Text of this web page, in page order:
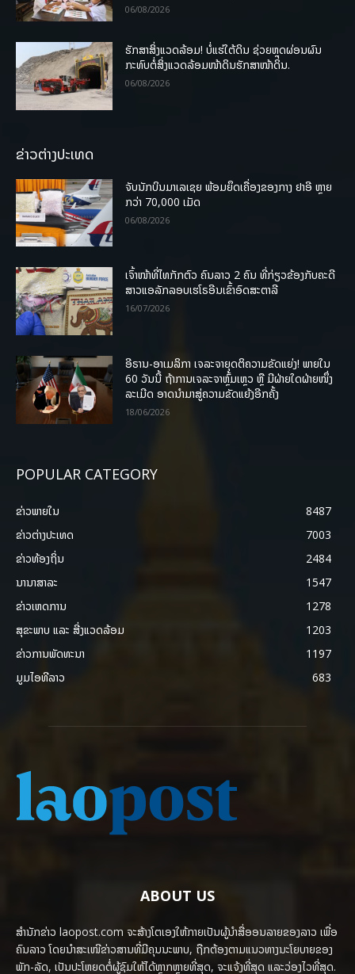
06/08/2026
ຮັກສາສິ່ງແວດລ້ອມ! ບໍ່ແຮ່ໃຕ້ດິນ ຊ່ວຍຫຼຸດຜ່ອນຜົນ
ກະທົບຕໍ່ສິ່ງແວດລ້ອມໜ້າດິນຮັກສາໜ້າດິນ.
06/08/2026
ຂ່າວຕ່າງປະເທດ
ຈັບນັກບິນມາເລເຊຍ ພ້ອມຍຶດເຄື່ອງຂອງກາງ ຢາອີ ຫຼາຍ
ກວ່າ 70,000 ເມັດ
06/08/2026
ເຈົ້າໜ້າທີ່ໄທກັກຕົວ ຄົນລາວ 2 ຄົນ ທີ່ກ່ຽວຂ້ອງກັບຄະດີ
ສາວແອລັກລອບເຮໂຣອີນເຂົ້າອົດສະຕາລີ
16/07/2026
ອີຣານ-ອາເມລິກາ ເຈລະຈາຍຸດຕິຄວາມຂັດແຍ່ງ! ພາຍໃນ
60 ວັນນີ້ ຖ້າການເຈລະຈາຫຼົ້ມເຫຼວ ຫຼື ມີຝ່າຍໃດຝ່າຍໜຶ່ງ
ລະເມີດ ອາດນໍາມາສູ່ຄວາມຂັດແຍ້ງອີກຄັ້ງ
18/06/2026
POPULAR CATEGORY
ຂ່າວພາຍ​ໃນ
8487
ຂ່າວຕ່າງປະເທດ
7003
ຂ່າວທ້ອງຖິ່ນ
2484
ນານາສາລະ
1547
ຂ່າວເຫດການ
1278
ສຸຂະພາບ ແລະ ສີ່ງແວດລ້ອມ
1203
ຂ່າວການພັດທະນາ
1197
ມູມໄອທີລາວ
683
ABOUT US
ສຳນັກຂ່າວ laopost.com ຈະສ້າງໂຕເອງໃຫ້ກາຍເປັນຜູ້ນຳສື່ອອນລາຍຂອງລາວ ເພື່ອ
ຄົນລາວ ໂດຍນຳສະເໜີຂ່າວສານທີ່ມີຄຸນນະພາບ, ຖືກຕ້ອງຕາມແນວທາງນະໂຍບາຍຂອງ
ພັກ-ລັດ, ເປັນປະໂຫຍດຕໍ່ຜູ້ຊົມໃຫ້ໄດ້ຫຼາກຫຼາຍທີ່ສຸດ, ຈະແຈ້ງທີ່ສຸດ ແລະວ່ອງໄວທີ່ສຸດ.